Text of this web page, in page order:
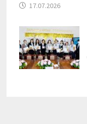
17.07.2026